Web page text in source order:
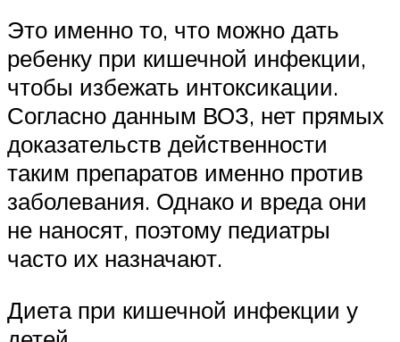
Это именно то, что можно дать
ребенку при кишечной инфекции,
чтобы избежать интоксикации.
Согласно данным ВОЗ, нет прямых
доказательств действенности
таким препаратов именно против
заболевания. Однако и вреда они
не наносят, поэтому педиатры
часто их назначают.
Диета при кишечной инфекции у